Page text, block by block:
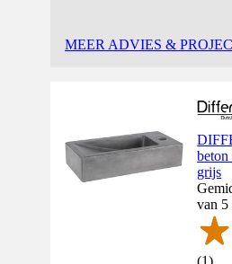
MEER ADVIES &
beton
grijs
van 5
(1)